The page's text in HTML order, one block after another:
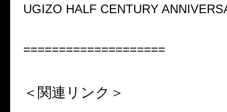
UGIZO HALF CENTURY
====================
＜関連リンク＞